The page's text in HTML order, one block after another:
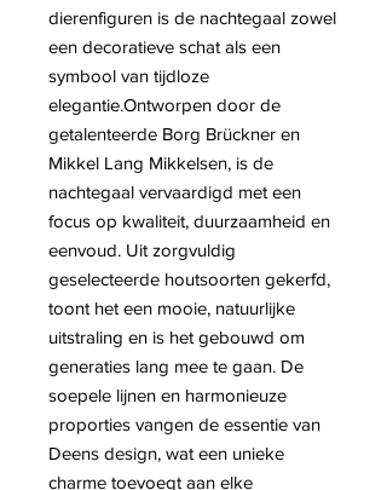
dierenfiguren is de nachtegaal zowel
een decoratieve schat als een
symbool van tijdloze
elegantie.Ontworpen door de
getalenteerde Borg Brückner en
Mikkel Lang Mikkelsen, is de
nachtegaal vervaardigd met een
focus op kwaliteit, duurzaamheid en
eenvoud. Uit zorgvuldig
geselecteerde houtsoorten gekerfd,
toont het een mooie, natuurlijke
uitstraling en is het gebouwd om
generaties lang mee te gaan. De
soepele lijnen en harmonieuze
proporties vangen de essentie van
Deens design, wat een unieke
charme toevoegt aan elke